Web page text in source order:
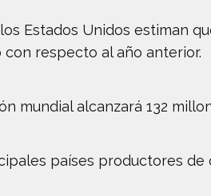
Estados Unidos estiman
respecto al año anterior.
mundial alcanzará 132
países productores de